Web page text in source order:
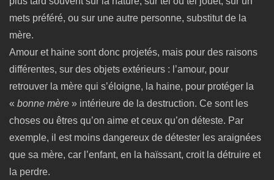
mets préféré, ou sur une autre personne, substitut de la
mère.
Amour et haine sont donc projetés, mais pour des raisons
différentes, sur des objets extérieurs : l’amour, pour
retrouver la mère qui s’éloigne, la haine, pour protéger la
« bonne mère » intérieure de la destruction. Ce sont les
choses ou êtres qu’on aime et ceux qu’on déteste. Par
exemple, il est moins dangereux de détester les araignées
que sa mère, car l’enfant, en la haïssant, croit la détruire et
la perdre.